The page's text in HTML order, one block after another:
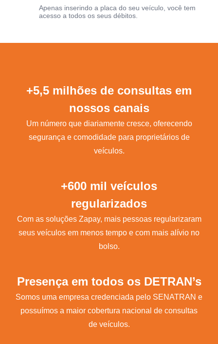
Apenas inserindo a placa do seu veículo, você tem
acesso a todos os seus débitos.
+5,5 milhões de consultas em
nossos canais
Um número que diariamente cresce, oferecendo
segurança e comodidade para proprietários de
veículos.
+600 mil veículos
regularizados
Com as soluções Zapay, mais pessoas regularizaram
seus veículos em menos tempo e com mais alívio no
bolso.
Presença em todos os DETRAN’s
Somos uma empresa credenciada pelo SENATRAN e
possuímos a maior cobertura nacional de consultas
de veículos.